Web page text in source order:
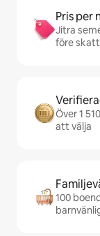
Pris per
Jitra
före
Över 1
att välja
100